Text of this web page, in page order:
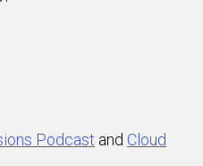
Podcast and Cloud